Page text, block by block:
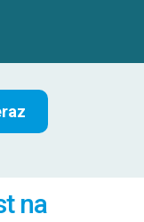
na